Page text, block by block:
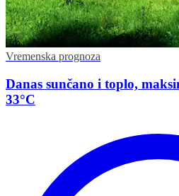
Vremenska prognoza
Danas sunčano i toplo,
33°C